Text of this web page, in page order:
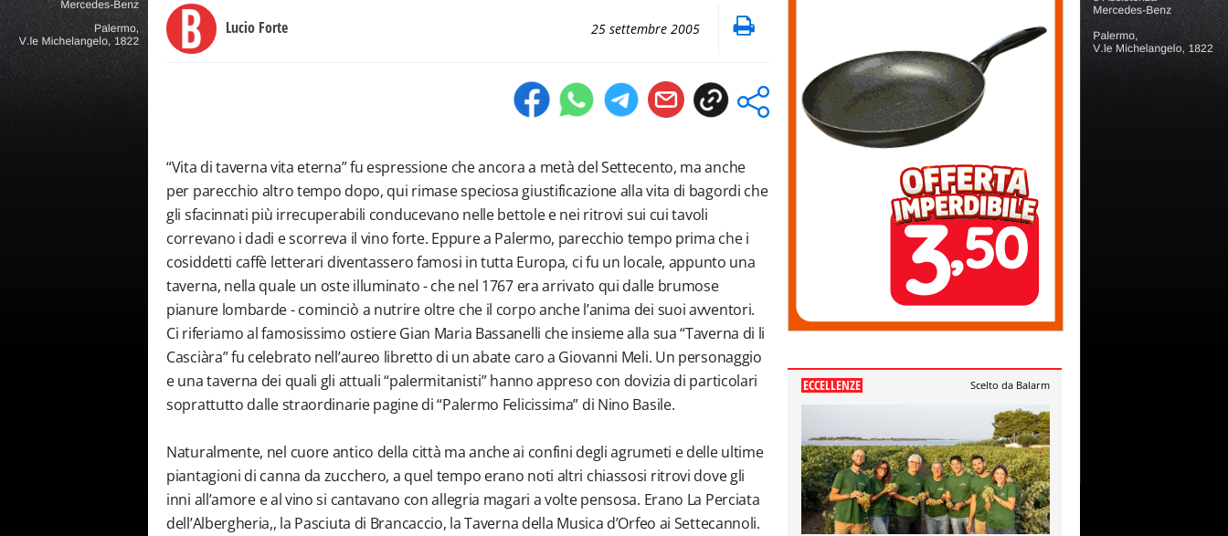
Lucio Forte 25 settembre 2005
“Vita di taverna vita eterna” fu espressione che ancora a metà del Settecento, ma anche
per parecchio altro tempo dopo, qui rimase speciosa giustificazione alla vita di bagordi che
gli sfacinnati più irrecuperabili conducevano nelle bettole e nei ritrovi sui cui tavoli
correvano i dadi e scorreva il vino forte. Eppure a Palermo, parecchio tempo prima che i
cosiddetti caffè letterari diventassero famosi in tutta Europa, ci fu un locale, appunto una
taverna, nella quale un oste illuminato - che nel 1767 era arrivato qui dalle brumose
pianure lombarde - cominciò a nutrire oltre che il corpo anche l’anima dei suoi avventori.
Ci riferiamo al famosissimo ostiere Gian Maria Bassanelli che insieme alla sua “Taverna di li
Casciàra” fu celebrato nell’aureo libretto di un abate caro a Giovanni Meli. Un personaggio
e una taverna dei quali gli attuali “palermitanisti” hanno appreso con dovizia di particolari
soprattutto dalle straordinarie pagine di “Palermo Felicissima” di Nino Basile.
Naturalmente, nel cuore antico della città ma anche ai confini degli agrumeti e delle ultime
piantagioni di canna da zucchero, a quel tempo erano noti altri chiassosi ritrovi dove gli
inni all’amore e al vino si cantavano con allegria magari a volte pensosa. Erano La Perciata
dell’Albergheria,, la Pasciuta di Brancaccio, la Taverna della Musica d’Orfeo ai Settecannoli.
ECCELLENZE Scelto da Balarm